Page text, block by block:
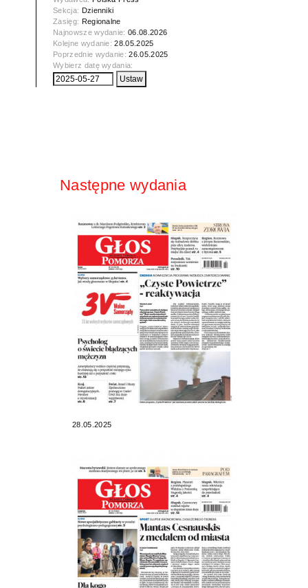
Sekcja: Dzienniki
Zasięg: Regionalne
Najnowsze wydanie:06.08.2026
Kolejne wydanie:28.05.2025
Poprzednie wydanie:26.05.2025
Wybierz datę wydania:
Następne wydania
28.05.2025